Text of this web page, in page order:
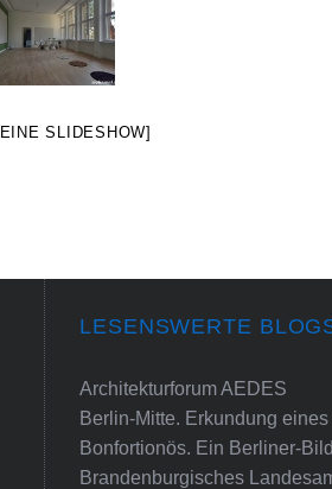
SLIDESHOW]
LESENSWERTE
Architekturforum AEDES
Berlin-Mitte. Erkundung
Bonfortionös. Ein Berliner-
Brandenburgisches